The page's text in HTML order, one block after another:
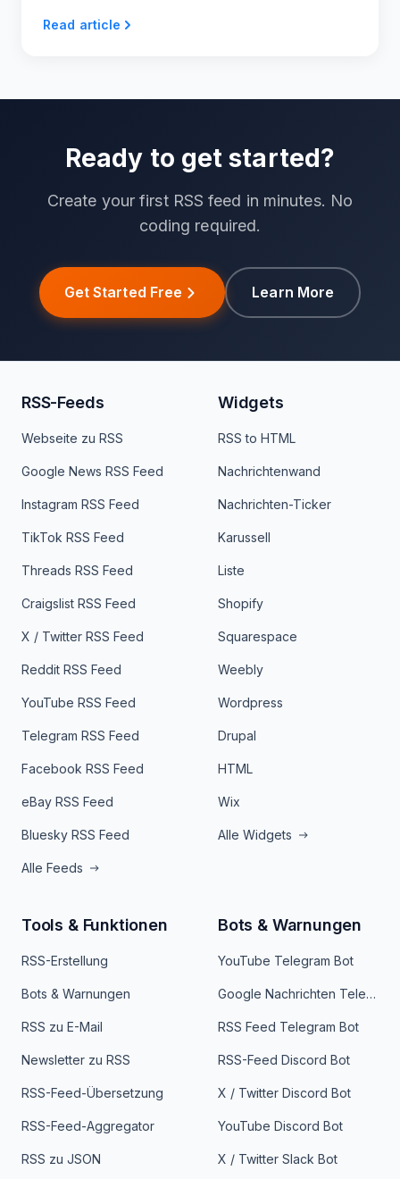
Read article
Ready to get started?
Create your first RSS feed in minutes. No
coding required.
Get Started Free Learn More
RSS-Feeds
Webseite zu RSS
Google News RSS Feed
Instagram RSS Feed
TikTok RSS Feed
Threads RSS Feed
Craigslist RSS Feed
X / Twitter RSS Feed
Reddit RSS Feed
YouTube RSS Feed
Telegram RSS Feed
Facebook RSS Feed
eBay RSS Feed
Bluesky RSS Feed
Alle Feeds
Widgets
RSS to HTML
Nachrichtenwand
Nachrichten-Ticker
Karussell
Liste
Shopify
Squarespace
Weebly
Wordpress
Drupal
HTML
Wix
Alle Widgets
Tools & Funktionen
RSS-Erstellung
Bots & Warnungen
RSS zu E-Mail
Newsletter zu RSS
RSS-Feed-Übersetzung
RSS-Feed-Aggregator
RSS zu JSON
Bots & Warnungen
YouTube Telegram Bot
Google Nachrichten Telegram Bot
RSS Feed Telegram Bot
RSS-Feed Discord Bot
X / Twitter Discord Bot
YouTube Discord Bot
X / Twitter Slack Bot